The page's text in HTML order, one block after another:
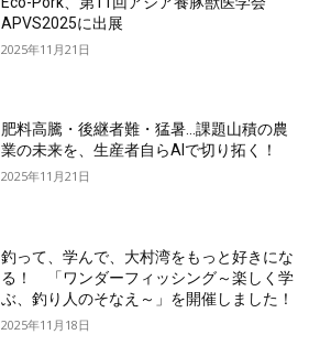
APVS2025に出展
2025年11月21日
肥料高騰・後継者難・猛暑…課題山積の農
業の未来を、生産者自らAIで切り拓く！
2025年11月21日
釣って、学んで、大村湾をもっと好きにな
る！ 「ワンダーフィッシング～楽しく学
ぶ、釣り人のそなえ～」を開催しました！
2025年11月18日